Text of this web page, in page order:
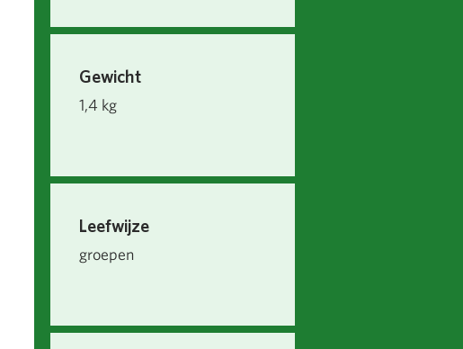
Gewicht
1,4 kg
Leefwijze
groepen